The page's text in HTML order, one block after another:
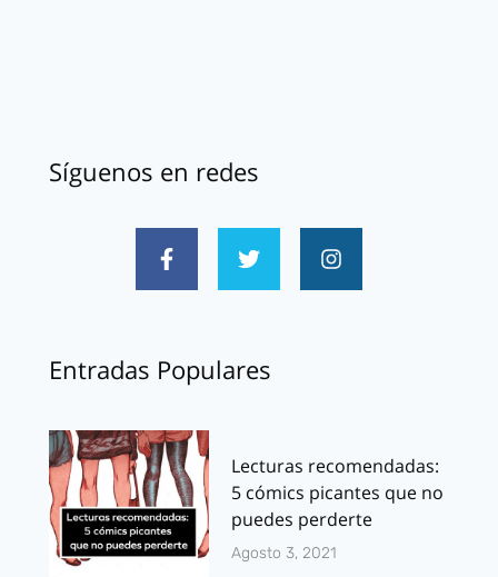
Síguenos en redes
Entradas Populares
Lecturas recomendadas:
5 cómics picantes que no
puedes perderte
Agosto 3, 2021